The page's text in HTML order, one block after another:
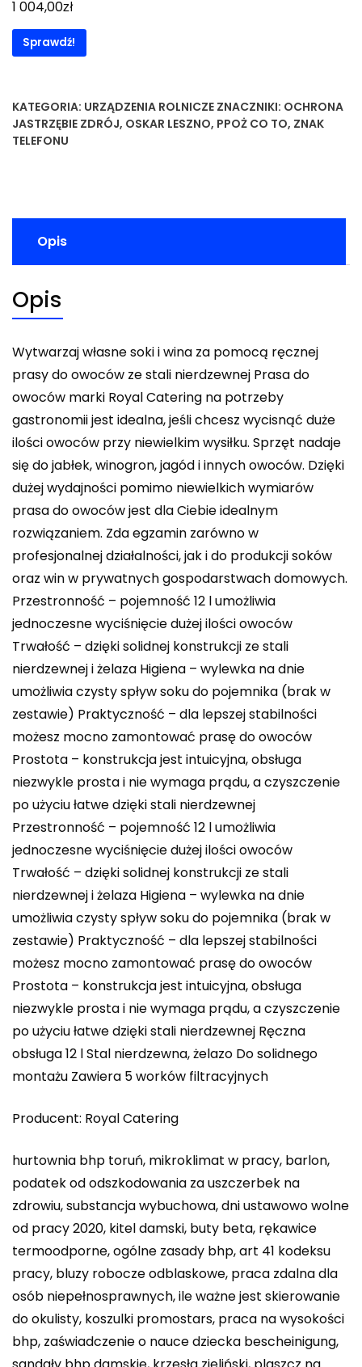
1 004,00zł
Sprawdź!
KATEGORIA: URZĄDZENIA ROLNICZE ZNACZNIKI: OCHRONA
JASTRZĘBIE ZDRÓJ, OSKAR LESZNO, PPOŻ CO TO, ZNAK
TELEFONU
Opis
Opis
Wytwarzaj własne soki i wina za pomocą ręcznej
prasy do owoców ze stali nierdzewnej Prasa do
owoców marki Royal Catering na potrzeby
gastronomii jest idealna, jeśli chcesz wycisnąć duże
ilości owoców przy niewielkim wysiłku. Sprzęt nadaje
się do jabłek, winogron, jagód i innych owoców. Dzięki
dużej wydajności pomimo niewielkich wymiarów
prasa do owoców jest dla Ciebie idealnym
rozwiązaniem. Zda egzamin zarówno w
profesjonalnej działalności, jak i do produkcji soków
oraz win w prywatnych gospodarstwach domowych.
Przestronność – pojemność 12 l umożliwia
jednoczesne wyciśnięcie dużej ilości owoców
Trwałość – dzięki solidnej konstrukcji ze stali
nierdzewnej i żelaza Higiena – wylewka na dnie
umożliwia czysty spływ soku do pojemnika (brak w
zestawie) Praktyczność – dla lepszej stabilności
możesz mocno zamontować prasę do owoców
Prostota – konstrukcja jest intuicyjna, obsługa
niezwykle prosta i nie wymaga prądu, a czyszczenie
po użyciu łatwe dzięki stali nierdzewnej
Przestronność – pojemność 12 l umożliwia
jednoczesne wyciśnięcie dużej ilości owoców
Trwałość – dzięki solidnej konstrukcji ze stali
nierdzewnej i żelaza Higiena – wylewka na dnie
umożliwia czysty spływ soku do pojemnika (brak w
zestawie) Praktyczność – dla lepszej stabilności
możesz mocno zamontować prasę do owoców
Prostota – konstrukcja jest intuicyjna, obsługa
niezwykle prosta i nie wymaga prądu, a czyszczenie
po użyciu łatwe dzięki stali nierdzewnej Ręczna
obsługa 12 l Stal nierdzewna, żelazo Do solidnego
montażu Zawiera 5 worków filtracyjnych
Producent: Royal Catering
hurtownia bhp toruń, mikroklimat w pracy, barlon,
podatek od odszkodowania za uszczerbek na
zdrowiu, substancja wybuchowa, dni ustawowo wolne
od pracy 2020, kitel damski, buty beta, rękawice
termoodporne, ogólne zasady bhp, art 41 kodeksu
pracy, bluzy robocze odblaskowe, praca zdalna dla
osób niepełnosprawnych, ile ważne jest skierowanie
do okulisty, koszulki promostars, praca na wysokości
bhp, zaświadczenie o nauce dziecka bescheinigung,